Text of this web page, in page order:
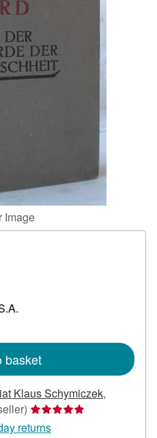
Image
basket
Klaus Schymiczek,
Seller
rating
returns